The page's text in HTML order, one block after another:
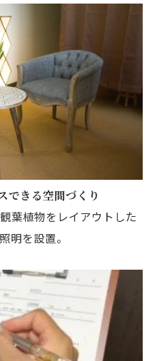
できる空間づくり
葉植物をレイアウトした
明を設置。